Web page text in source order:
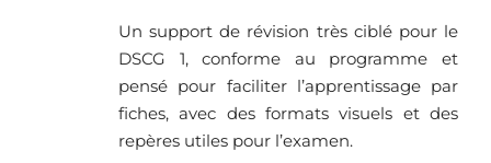
Un support de révision très ciblé pour le
DSCG 1, conforme au programme et
pensé pour faciliter l’apprentissage par
fiches, avec des formats visuels et des
repères utiles pour l’examen.